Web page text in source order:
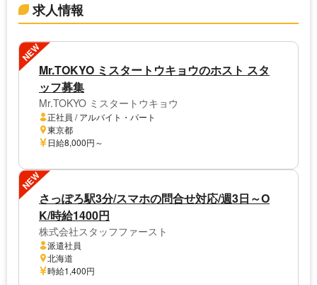
求人情報
NEW
Mr.TOKYO ミスタートウキョウのホスト スタ
ッフ募集
Mr.TOKYO ミスタートウキョウ
正社員 / アルバイト・パート
東京都
日給8,000円～
NEW
さっぽろ駅3分/スマホの問合せ対応/週3日～O
K/時給1400円
株式会社スタッフファースト
派遣社員
北海道
時給1,400円